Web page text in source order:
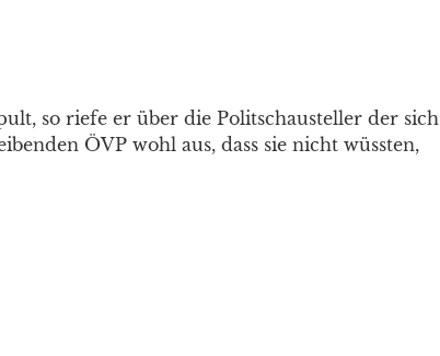
so riefe er über die Politschausteller der sich
ÖVP wohl aus, dass sie nicht wüssten,